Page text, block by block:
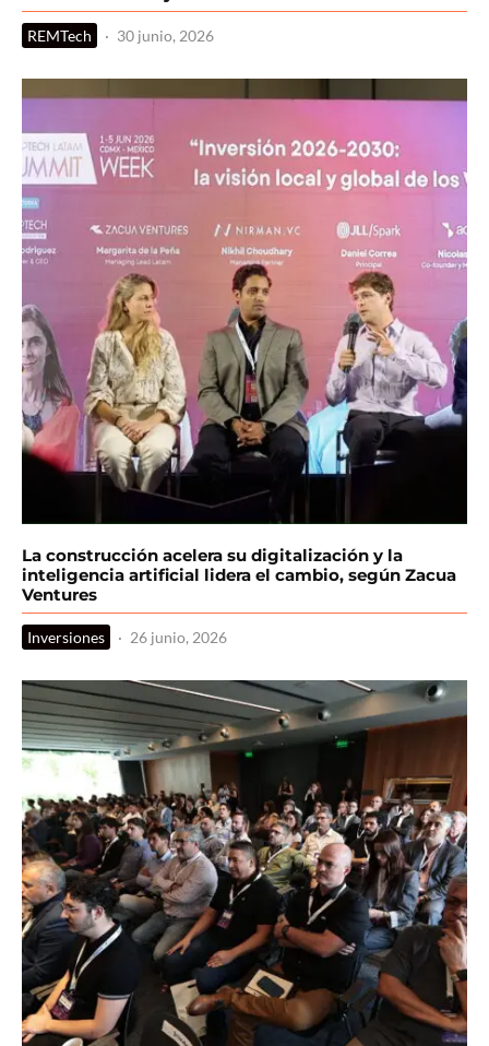
REMTech · 30 junio, 2026
La construcción acelera su digitalización y la
inteligencia artificial lidera el cambio, según Zacua
Ventures
Inversiones · 26 junio, 2026